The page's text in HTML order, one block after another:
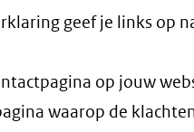
geef je links op
op jouw
waarop de